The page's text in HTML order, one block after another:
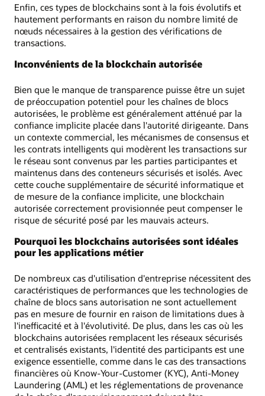
Enfin, ces types de blockchains sont à la fois évolutifs et
hautement performants en raison du nombre limité de
nœuds nécessaires à la gestion des vérifications de
transactions.
Inconvénients de la blockchain autorisée
Bien que le manque de transparence puisse être un sujet
de préoccupation potentiel pour les chaînes de blocs
autorisées, le problème est généralement atténué par la
confiance implicite placée dans l'autorité dirigeante. Dans
un contexte commercial, les mécanismes de consensus et
les contrats intelligents qui modèrent les transactions sur
le réseau sont convenus par les parties participantes et
maintenus dans des conteneurs sécurisés et isolés. Avec
cette couche supplémentaire de sécurité informatique et
de mesure de la confiance implicite, une blockchain
autorisée correctement provisionnée peut compenser le
risque de sécurité posé par les mauvais acteurs.
Pourquoi les blockchains autorisées sont idéales
pour les applications métier
De nombreux cas d'utilisation d'entreprise nécessitent des
caractéristiques de performances que les technologies de
chaîne de blocs sans autorisation ne sont actuellement
pas en mesure de fournir en raison de limitations dues à
l'inefficacité et à l'évolutivité. De plus, dans les cas où les
blockchains autorisées remplacent les réseaux sécurisés
et centralisés existants, l'identité des participants est une
exigence essentielle, comme dans le cas des transactions
financières où Know-Your-Customer (KYC), Anti-Money
Laundering (AML) et les réglementations de provenance